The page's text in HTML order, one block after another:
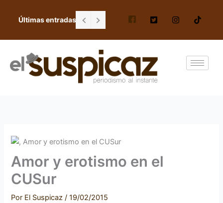
Últimas entradas Falta de personal en escuela Gordiano
Amor y erotismo en el
CUSur
Por El Suspicaz/19/02/2015